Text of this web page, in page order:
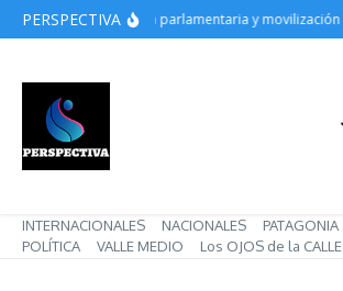
Saltar al contenido
PERSPECTIVADerrota parlamentaria y movilización
INTERNACIONALES NACIONALES
PATAGONIA
POLÍTICA
VALLE MEDIO Los OJOS de la CALLE